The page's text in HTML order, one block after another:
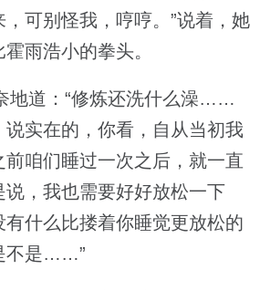
可别怪我，哼哼。”说着，她
雨浩小的拳头。
地道：“修炼还洗什么澡……
说实在的，你看，自从当初我
咱们睡过一次之后，就一直
，我也需要好好放松一下
什么比搂着你睡觉更放松的
不是……”